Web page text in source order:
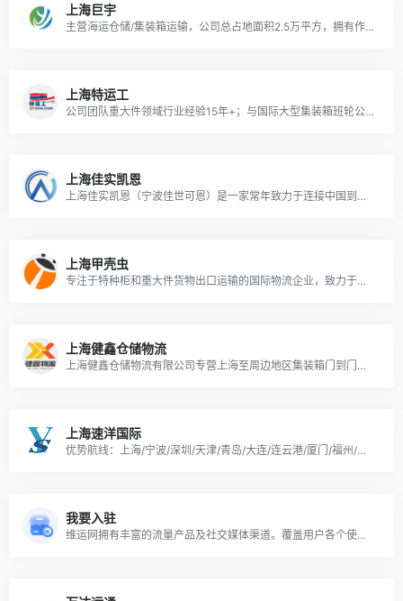
上海巨宇
主营海运仓储/集装箱运输，公司总占地面积2.5万平方，拥有作业场地面积达1万平方。
上海特运工
公司团队重大件领域行业经验15年+；与国际大型集装箱班轮公司，件杂货船东，滚装船东拥有广泛而深入的战略合作。
上海佳实凯恩
上海佳实凯恩（宁波佳世可恩）是一家常年致力于连接中国到全球的国际物流公司。国际化的专业团队和网络使我们有能力经营多元化的国际产品和服务:从普通的海空运输到项目工程，从三方物流到电子商业物流，我们在全球范围内为客户和伙伴提供全方位的专业帮助。丰富和值得信赖的海外网络资源为客户提供安心周到的EXW, DAP, DDU服务及代收运费。
上海甲壳虫
专注于特种柜和重大件货物出口运输的国际物流企业，致力于助力中国机械设备走向世界。公司核心团队具备十年以上行业经验，累计服务客户超过三千家，并获得客户的充分信任和良好赞誉。
上海健鑫仓储物流
上海健鑫仓储物流有限公司专营上海至周边地区集装箱门到门运输及仓库内装业务。成立于2006年，车队和仓库都设在浦东新区，紧邻港区码头，具有得天独厚的地理优势。
上海速洋国际
优势航线：上海/宁波/深圳/天津/青岛/大连/连云港/厦门/福州/长江内支线/珠三角/东南亚/澳新。提供服务：全链路服务/一站式物流方案设计师
我要入驻
维运网拥有丰富的流量产品及社交媒体渠道。覆盖用户各个使用场景，7x24小时无缝触达您的目标客户